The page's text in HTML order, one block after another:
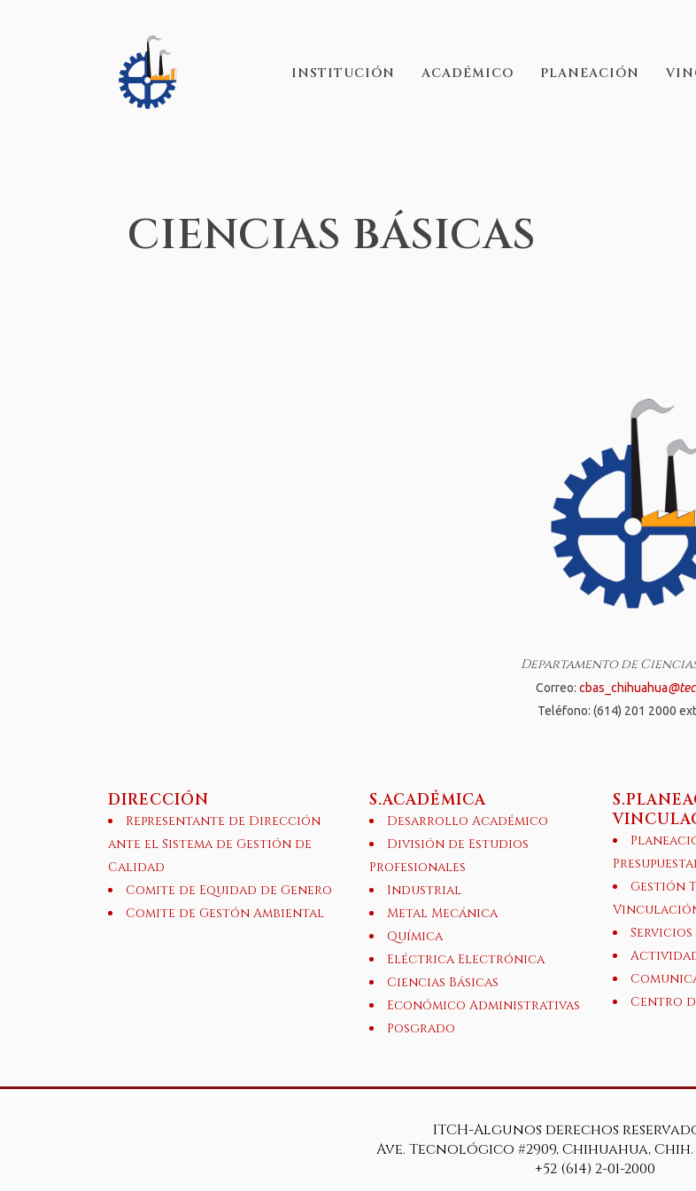
INSTITUCIÓN ACADÉMICO PLANEACIÓN
CIENCIAS BÁSICAS
Departamento de
Correo:cbas_chihuahua
Teléfono: (614) 201 2000
DIRECCIÓN
Representante de Dirección
ante el Sistema de Gestión de
Calidad
Comite de Equidad de Genero
Comite de Gestón Ambiental
S.ACADÉMICA
Desarrollo Académico
División de Estudios
Profesionales
Industrial
Metal Mecánica
Química
Eléctrica Electrónica
Ciencias Básicas
Económico Administrativas
Posgrado
Gestión
Centro
ITCH-Algunos derechos
Ave. Tecnológico #2909, Chihuahua, Chih.
+52 (614) 2-01-2000